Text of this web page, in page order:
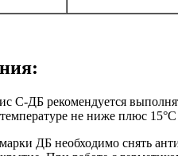
С-ДБ рекомендуется
не ниже плюс 15°С
ДБ необходимо снять